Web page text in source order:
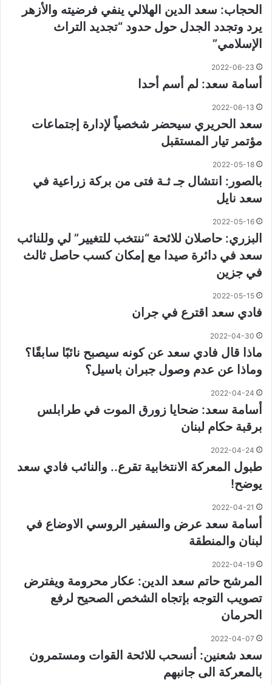
الحجاب: سعد الدين الهلالي ينفي فرضيته والأزهر
يرد وتجدد الجدل حول حدود “تجديد التراث
الإسلامي”
2022-06-23
أسامة سعد: لم أسم أحدا
2022-06-13
سعد الحريري سيحضر ‏شخصياً لإدارة إجتماعات
مؤتمر‎ تيار المستقبل
2022-05-18
بالصور: انتشال جـ ثـة فتى من بركة زراعية في
سعد نايل
2022-05-16
البزري: حاصلان للائحة “ننتخب للتغيير” لي وللنائب
سعد في دائرة صيدا مع إمكان كسب حاصل ثالث
في جزين
2022-05-15
فادي سعد اقترع في جران
2022-04-30
ماذا قال فادي سعد عن كونه سيصبح نائبًا سابقًا؟
وماذا عن عدم وصول جبران باسيل؟
2022-04-24
أسامة سعد: ضحايا زورق الموت في طرابلس
برقبة حكام لبنان
2022-04-24
طبول المعركة الانتخابية تقرع.. والنائب فادي سعد
يوضح!
2022-04-21
أسامة سعد عرض والسفير الروسي الاوضاع في
لبنان والمنطقة
2022-04-19
المرشح حاتم سعد الدين: عكار محرومة ويفترض
تصويب التوجه بإتجاه الشخص الصحيح لرفع
الحرمان
2022-04-07
سعد شعنين: أنسحب للائحة القوات ومستمرون
بالمعركة الى جانبهم